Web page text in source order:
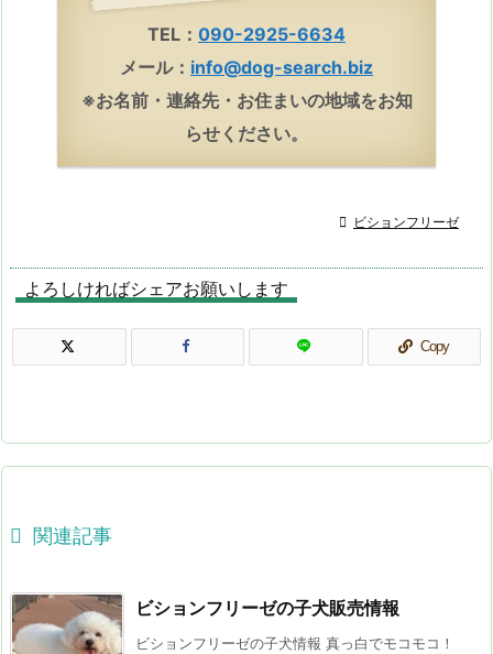
TEL： 090-2925-6634
メール： info@dog-search.biz
※お名前・連絡先・お住まいの地域をお知
らせください。
 ビションフリーゼ
よろしければシェアお願いします
Copy
 関連記事
ビションフリーゼの子犬販売情報
ビションフリーゼの子犬情報 真っ白でモコモコ！